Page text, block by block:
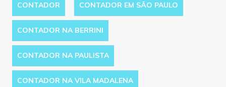
CONTADOR CONTADOR EM SÃO PAULO
CONTADOR NA BERRINI
CONTADOR NA PAULISTA
CONTADOR NA VILA MADALENA